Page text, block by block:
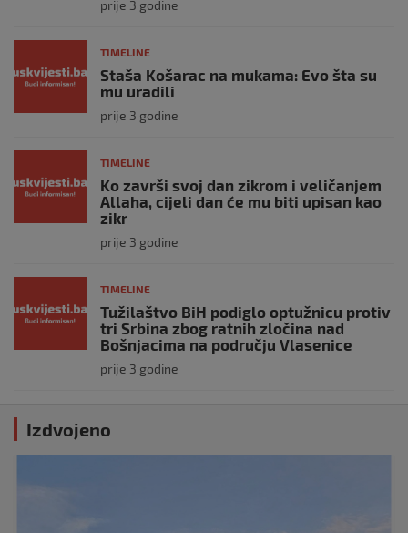
prije 3 godine
TIMELINE
Staša Košarac na mukama: Evo šta su
mu uradili
prije 3 godine
TIMELINE
Ko završi svoj dan zikrom i veličanjem
Allaha, cijeli dan će mu biti upisan kao
zikr
prije 3 godine
TIMELINE
Tužilaštvo BiH podiglo optužnicu protiv
tri Srbina zbog ratnih zločina nad
Bošnjacima na području Vlasenice
prije 3 godine
Izdvojeno